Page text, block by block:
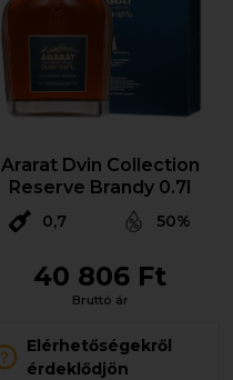
Ararat Dvin Collection
Reserve Brandy 0.7l
0,7 50%
40 806 Ft
Bruttó ár
Elérhetőségekről
érdeklődjön